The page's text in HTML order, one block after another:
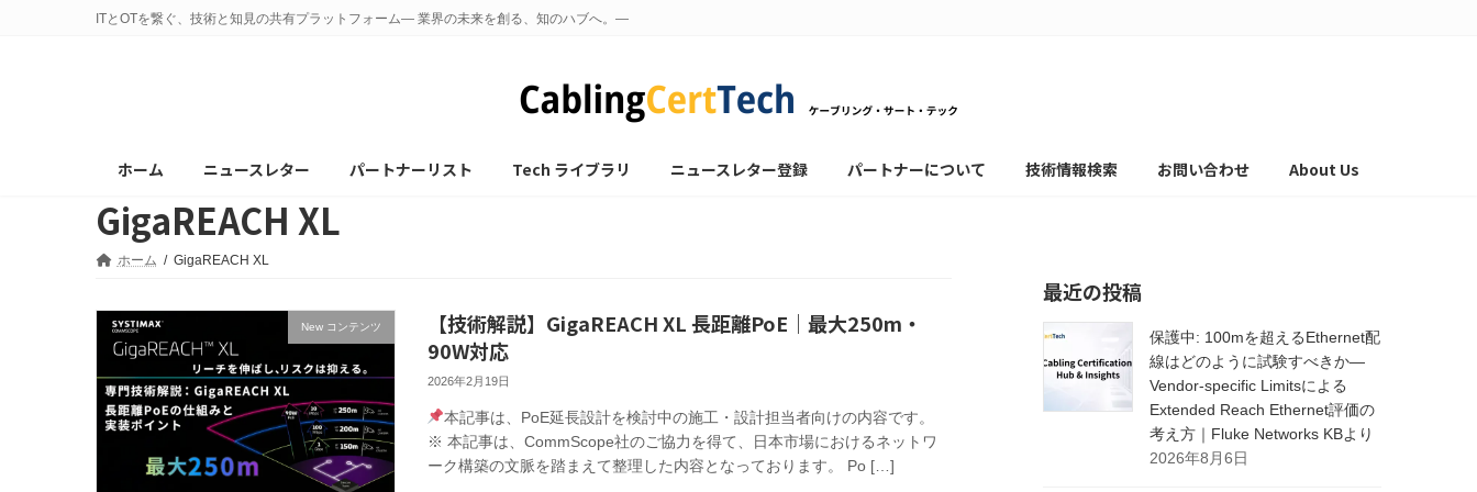
ITとOTを繋ぐ、技術と知見の共有プラットフォーム— 業界の未来を創る、知のハブへ。—
ホーム ニュースレター パートナーリスト Tech ライブラリ ニュースレター登録 パートナーについて 技術情報検索 お問い合わせ About Us
GigaREACH XL
ホーム GigaREACH XL
New コンテンツ
【技術解説】GigaREACH XL 長距離PoE｜最大250m・
90W対応
2026年2月19日
本記事は、PoE延長設計を検討中の施工・設計担当者向けの内容です。
※ 本記事は、CommScope社のご協力を得て、日本市場におけるネットワ
ーク構築の文脈を踏まえて整理した内容となっております。 Po […]
最近の投稿
保護中: 100mを超えるEthernet配
線はどのように試験すべきか―
Vendor-specific Limitsによる
Extended Reach Ethernet評価の
考え方｜Fluke Networks KBより
2026年8月6日